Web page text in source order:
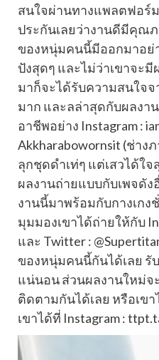
สนใจผ่านทางแพลตฟอร์ม
ประกันเลยว่างานดีมีคุณ
ของหนุ่มคนนี้มีออกมาอย่
ปังสุดๆ และไม่ว่าเขาจะ
มาก็จะได้รับความสนใจ
มาก และลล่าสุดกับผลงา
อาชีพอย่าง Instagram :
Akkharabowornsit (ช่าง
ลุกชุดดำเท่ๆ แต่เสวได้ใ
ผลงานถ่ายแบบกับเพจดัง
งานนี้มาพร้อมกับกางเก
มุมมองเขาได้ถ่ายให้กับ
และ Twitter :
ของหนุ่มคนนี้กันได้เลย รั
แน่นอน ส่วนผลงานใหม่จ
ติดตามกันได้เลย หรือเข
เขาได้ที่ Instagram :